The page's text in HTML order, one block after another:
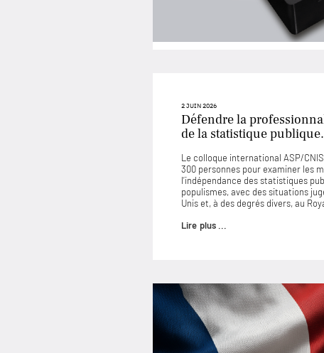
2 JUIN 2026
Défendre la
de la statistique publique.
Le colloque international ASP/
300 personnes pour examiner les
l’indépendance des statistiques
populismes, avec des situations
Unis et, à des degrés divers, au
Lire plus ...